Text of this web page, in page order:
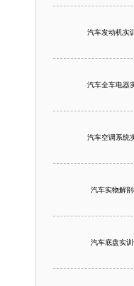
汽车发动机实
汽车全车电器
汽车空调系统
汽车实物解剖
汽车底盘实